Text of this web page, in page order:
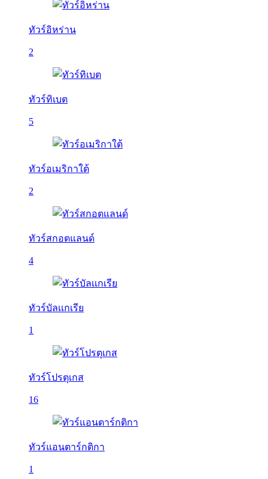
ทัวร์อิหร่าน
2
ทัวร์ทิเบต
5
ทัวร์อเมริกาใต้
2
ทัวร์สกอตแลนด์
4
ทัวร์บัลเเกเรีย
1
ทัวร์โปรตุเกส
16
ทัวร์แอนตาร์กติกา
1